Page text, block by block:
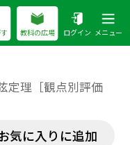
教科の広場 ログイン メニュー
定理［観点別評価
気に入りに追加